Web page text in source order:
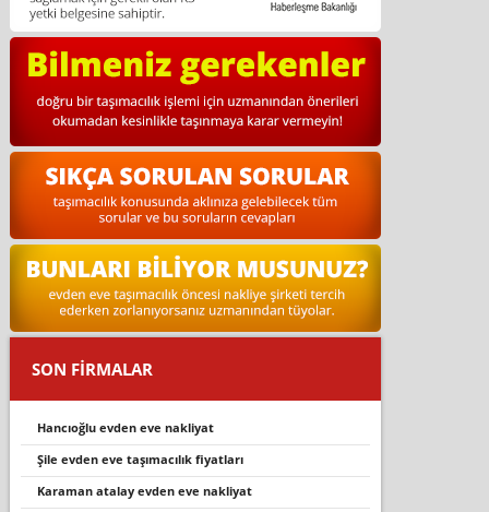
SON FİRMALAR
hancioğlu evden eve nakli̇yat
şile evden eve taşımacılık fiyatları
karaman atalay evden eve nakliyat